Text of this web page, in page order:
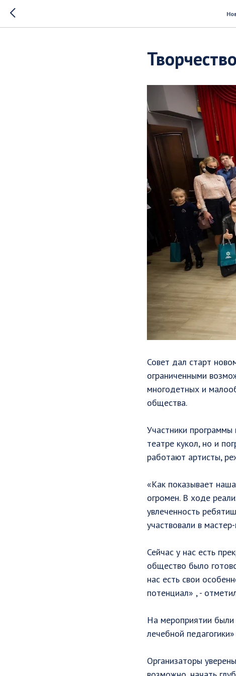
Совет дал старт
ограниченными
многодетных и
общества.
Участники
театре кукол, но и
работают артисты,
«Как показывает
огромен. В ходе
увлеченность
участвовали в
Сейчас у нас есть
общество было
нас есть свои
потенциал» , -
На мероприятии
лечебной
Организаторы